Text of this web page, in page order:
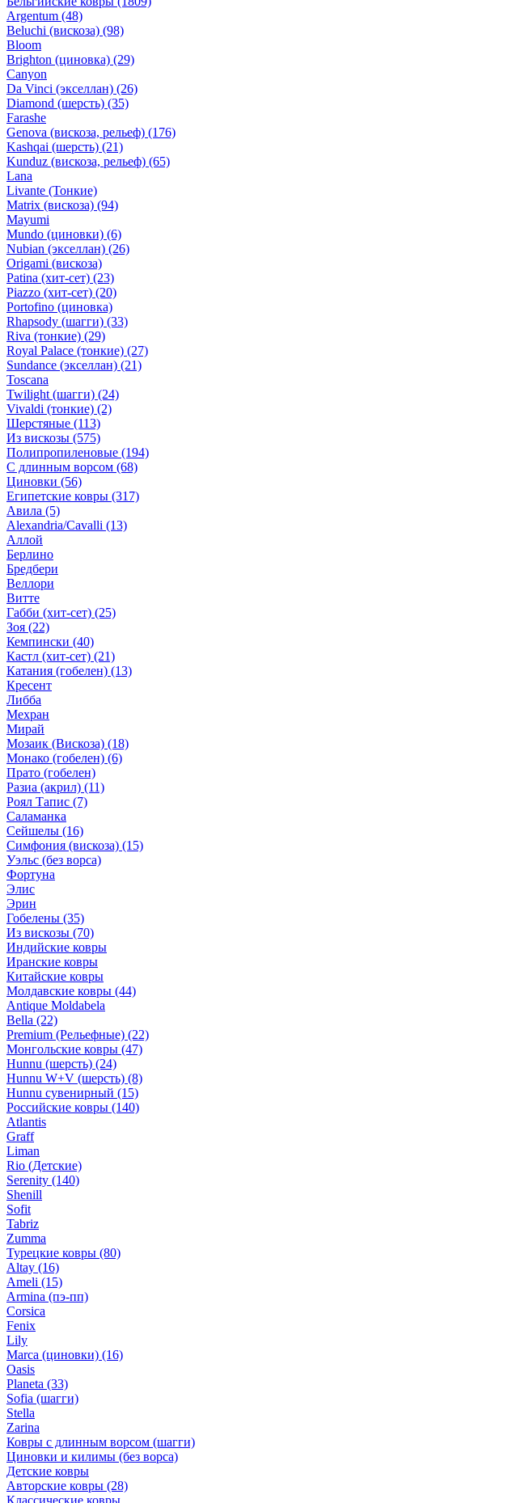
Argentum (48)
Beluchi (вискоза) (98)
Bloom
Brighton (циновка) (29)
Canyon
Da Vinci (экселлан) (26)
Diamond (шерсть) (35)
Farashe
Genova (вискоза, рельеф) (176)
Kashqai (шерсть) (21)
Kunduz (вискоза, рельеф) (65)
Lana
Livante (Тонкие)
Matrix (вискоза) (94)
Mayumi
Mundo (циновки) (6)
Nubian (экселлан) (26)
Origami (вискоза)
Patina (хит-сет) (23)
Piazzo (хит-сет) (20)
Portofino (циновка)
Rhapsody (шагги) (33)
Riva (тонкие) (29)
Royal Palace (тонкие) (27)
Sundance (экселлан) (21)
Toscana
Twilight (шагги) (24)
Vivaldi (тонкие) (2)
Шерстяные (113)
Из вискозы (575)
Полипропиленовые (194)
С длинным ворсом (68)
Циновки (56)
Египетские ковры (317)
Авила (5)
Alexandria/Cavalli (13)
Аллой
Берлино
Бредбери
Веллори
Витте
Габби (хит-сет) (25)
Зоя (22)
Кемпински (40)
Кастл (хит-сет) (21)
Катания (гобелен) (13)
Кресент
Либба
Мехран
Мирай
Мозаик (Вискоза) (18)
Монако (гобелен) (6)
Прато (гобелен)
Разиа (акрил) (11)
Роял Тапис (7)
Саламанка
Сейшелы (16)
Симфония (вискоза) (15)
Уэльс (без ворса)
Фортуна
Элис
Эрин
Гобелены (35)
Из вискозы (70)
Индийские ковры
Иранские ковры
Китайские ковры
Молдавские ковры (44)
Antique Moldabela
Bella (22)
Premium (Рельефные) (22)
Монгольские ковры (47)
Hunnu (шерсть) (24)
Hunnu W+V (шерсть) (8)
Hunnu сувенирный (15)
Российские ковры (140)
Atlantis
Graff
Liman
Rio (Детские)
Serenity (140)
Shenill
Sofit
Tabriz
Zumma
Турецкие ковры (80)
Altay (16)
Ameli (15)
Armina (пэ-пп)
Corsica
Fenix
Lily
Marca (циновки) (16)
Oasis
Planeta (33)
Sofia (шагги)
Stella
Zarina
Ковры с длинным ворсом (шагги)
Циновки и килимы (без ворса)
Детские ковры
Авторские ковры (28)
Классические ковры